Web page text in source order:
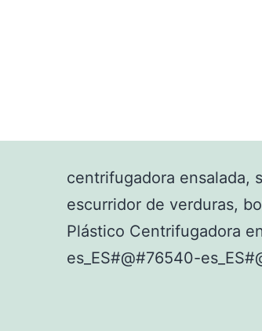
centrifugadora ensalada,
escurridor de verduras,
Plástico Centrifugadora
es_ES#@#76540-